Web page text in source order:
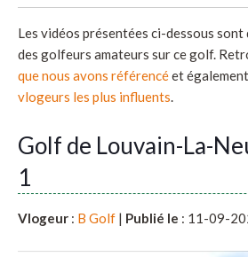
Les vidéos présentées ci-dessous
des golfeurs amateurs sur ce golf.
que nous avons référencéet
vlogeurs les plus influents.
Golf de Louvain-La-
1
Vlogeur : B Golf | Publié le : 11-09-